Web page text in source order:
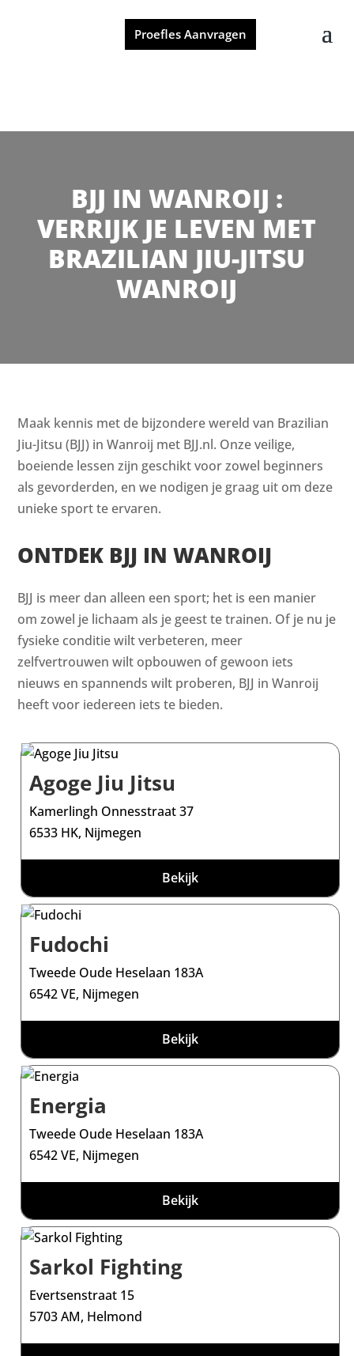
Proefles Aanvragen
BJJ IN WANROIJ :
VERRIJK JE LEVEN MET
BRAZILIAN JIU-JITSU
WANROIJ
Maak kennis met de bijzondere wereld van Brazilian
Jiu-Jitsu (BJJ) in Wanroij met BJJ.nl. Onze veilige,
boeiende lessen zijn geschikt voor zowel beginners
als gevorderden, en we nodigen je graag uit om deze
unieke sport te ervaren.
ONTDEK BJJ IN WANROIJ
BJJ is meer dan alleen een sport; het is een manier
om zowel je lichaam als je geest te trainen. Of je nu je
fysieke conditie wilt verbeteren, meer
zelfvertrouwen wilt opbouwen of gewoon iets
nieuws en spannends wilt proberen, BJJ in Wanroij
heeft voor iedereen iets te bieden.
Agoge Jiu Jitsu
Kamerlingh Onnesstraat 37
6533 HK, Nijmegen
Bekijk
Fudochi
Tweede Oude Heselaan 183A
6542 VE, Nijmegen
Bekijk
Energia
Tweede Oude Heselaan 183A
6542 VE, Nijmegen
Bekijk
Sarkol Fighting
Evertsenstraat 15
5703 AM, Helmond